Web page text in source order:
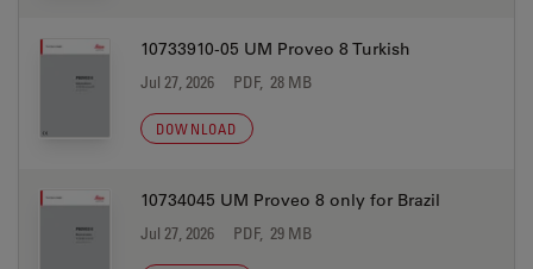
10733910-05 UM Proveo 8 Turkish
Jul 27, 2026 PDF, 28 MB
DOWNLOAD
10734045 UM Proveo 8 only for Brazil
Jul 27, 2026 PDF, 29 MB